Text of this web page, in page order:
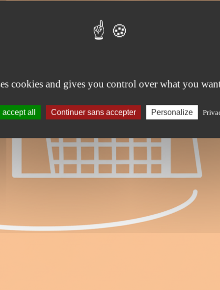
cookies and gives you control over what you
all Continuer sans accepter Personalize